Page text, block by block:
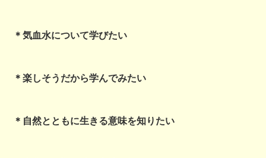
＊気血水について学びたい
＊楽しそうだから学んでみたい
＊自然とともに生きる意味を知りたい